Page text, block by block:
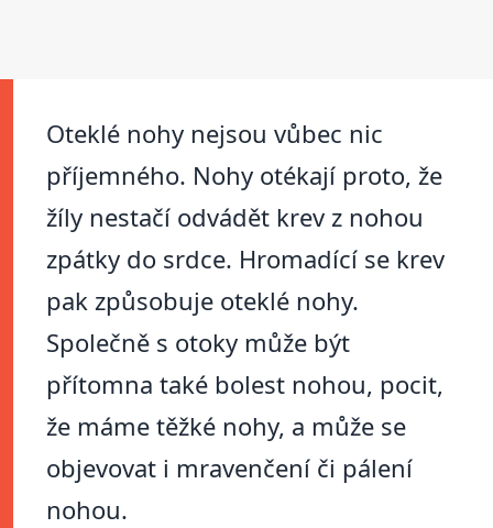
Oteklé nohy nejsou vůbec nic
příjemného. Nohy otékají proto, že
žíly nestačí odvádět krev z nohou
zpátky do srdce. Hromadící se krev
pak způsobuje oteklé nohy.
Společně s otoky může být
přítomna také bolest nohou, pocit,
že máme těžké nohy, a může se
objevovat i mravenčení či pálení
nohou.